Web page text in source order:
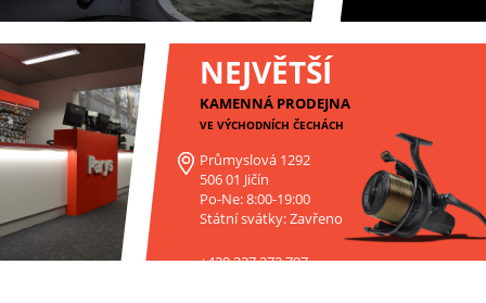
NEJVĚTŠÍ
KAMENNÁ PRODEJNA
VE VÝCHODNÍCH ČECHÁCH
Průmyslová 1292
506 01 Jičín
Po-Ne: 8:00-19:00
Státní svátky: Zavřeno
+420 227 272 797